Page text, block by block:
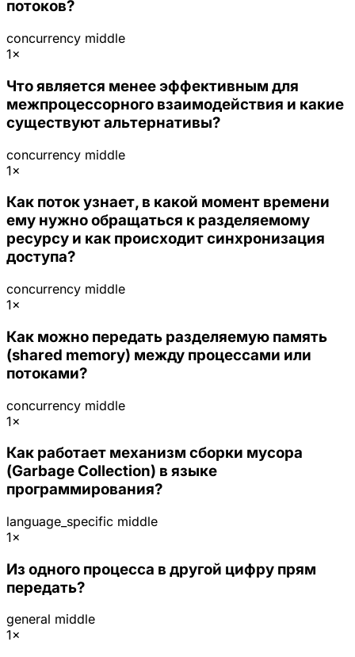
потоков?
concurrency middle
1×
Что является менее эффективным для
межпроцессорного взаимодействия и какие
существуют альтернативы?
concurrency middle
1×
Как поток узнает, в какой момент времени
ему нужно обращаться к разделяемому
ресурсу и как происходит синхронизация
доступа?
concurrency middle
1×
Как можно передать разделяемую память
(shared memory) между процессами или
потоками?
concurrency middle
1×
Как работает механизм сборки мусора
(Garbage Collection) в языке
программирования?
language_specific middle
1×
Из одного процесса в другой цифру прям
передать?
general middle
1×